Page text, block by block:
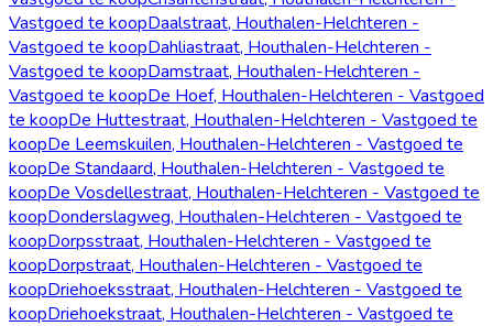
Vastgoed te koopDaalstraat, Houthalen-Helchteren -
Vastgoed te koopDahliastraat, Houthalen-Helchteren -
Vastgoed te koopDamstraat, Houthalen-Helchteren -
Vastgoed te koopDe Hoef, Houthalen-Helchteren - Vastgoed
te koopDe Huttestraat, Houthalen-Helchteren - Vastgoed te
koopDe Leemskuilen, Houthalen-Helchteren - Vastgoed te
koopDe Standaard, Houthalen-Helchteren - Vastgoed te
koopDe Vosdellestraat, Houthalen-Helchteren - Vastgoed te
koopDonderslagweg, Houthalen-Helchteren - Vastgoed te
koopDorpsstraat, Houthalen-Helchteren - Vastgoed te
koopDorpstraat, Houthalen-Helchteren - Vastgoed te
koopDriehoeksstraat, Houthalen-Helchteren - Vastgoed te
koopDriehoekstraat, Houthalen-Helchteren - Vastgoed te